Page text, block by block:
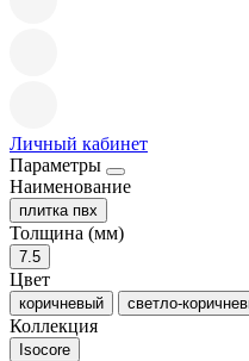
Личный кабинет
Параметры
Наименование
плитка пвх
Толщина (мм)
7.5
Цвет
коричневый светло-
Коллекция
Isocore